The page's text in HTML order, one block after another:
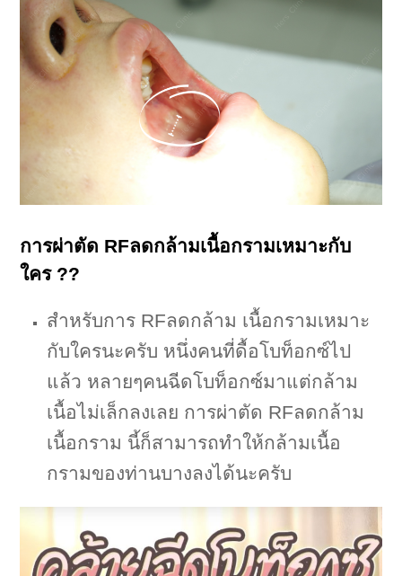
การผ่าตัด RFลดกล้ามเนื้อกรามเหมาะกับ
ใคร ??
สำหรับการ RFลดกล้าม เนื้อกรามเหมาะ
กับใครนะครับ หนึ่งคนที่ดื้อโบท็อกซ์ไป
แล้ว หลายๆคนฉีดโบท็อกซ์มาแต่กล้าม
เนื้อไม่เล็กลงเลย การผ่าตัด RFลดกล้าม
เนื้อกราม นี้ก็สามารถทำให้กล้ามเนื้อ
กรามของท่านบางลงได้นะครับ